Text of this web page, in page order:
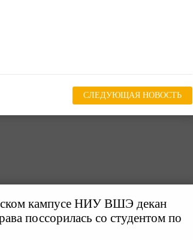
СЛЕДУЮЩАЯ НОВОСТЬ
кампусе НИУ ВШЭ декан
поссорилась со студентом по